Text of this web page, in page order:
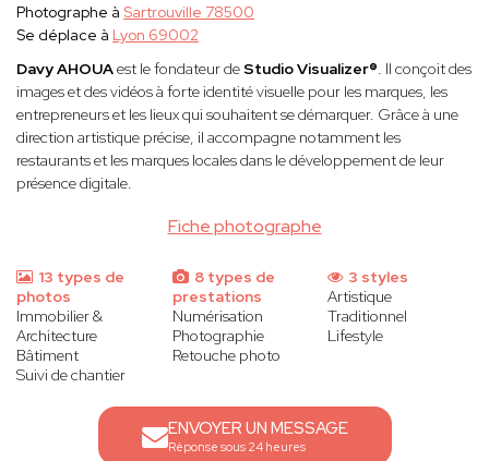
Fiche photographe
Photographe à Sartrouville 78500
Se déplace à Lyon 69002
Davy AHOUAest le fondateur deStudio Visualizer®. Il conçoit des
images et des vidéos à forte identité visuelle pour les marques, les
entrepreneurs et les lieux qui souhaitent se démarquer. Grâce à une
direction artistique précise, il accompagne notamment les
restaurants et les marques locales dans le développement de leur
présence digitale.
13 types de
photos
Immobilier &
Architecture
Bâtiment
Suivi de chantier
8 types de
prestations
Numérisation
Photographie
Retouche photo
3 styles
Artistique
Traditionnel
Lifestyle
ENVOYER UN MESSAGE
Réponse sous 24 heures